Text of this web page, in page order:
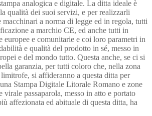
analogica e digitale. La ditta ideale è
qualità dei suoi servizi, e per realizzarli
a norma di legge ed in regola, tutti
a marchio CE, ed anche tutti in
europee e comunitarie e coi loro parametri in
e qualità del prodotto in sé, messo in
e del mondo tutto. Questa anche, se ci si
garanzia, per tutti coloro che, nella zona
si affideranno a questa ditta per
Stampa Digitale Litorale Romano e zone
passaparola, messo in atto e portato
affezionata ed abituale di questa ditta, ha